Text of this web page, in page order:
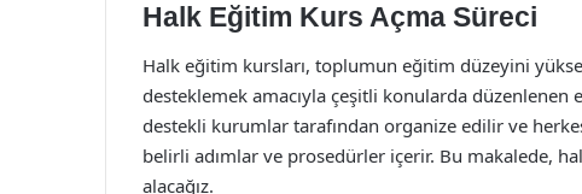
Halk Eğitim Kurs Açma Süreci
Halk eğitim kursları, toplumun eğitim düzeyini
desteklemek amacıyla çeşitli konularda
destekli kurumlar tarafından organize edilir ve
belirli adımlar ve prosedürler içerir. Bu makalede,
alacağız.